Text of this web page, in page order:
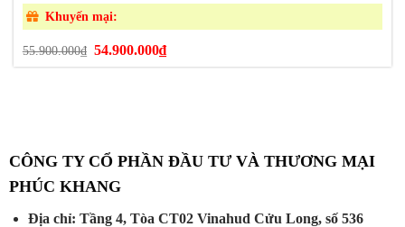
Khuyến mại:
55.900.000₫
Giá
là:
54.900.000₫Giá
hiện
tại
CÔNG TY CỔ PHẦN ĐẦU TƯ VÀ THƯƠNG MẠI
PHÚC KHANG
Địa chỉ: Tầng 4, Tòa CT02 Vinahud Cửu Long, số 536